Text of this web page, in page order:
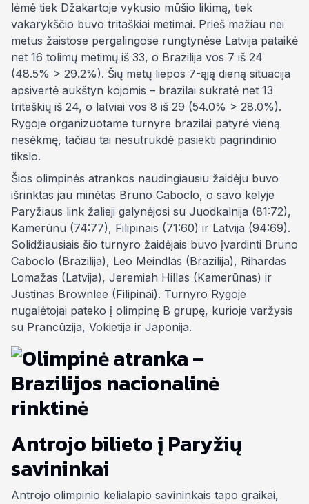
lėmė tiek Džakartoje vykusio mūšio likimą, tiek
vakarykščio buvo tritaškiai metimai. Prieš mažiau nei
metus žaistose pergalingose rungtynėse Latvija pataikė
net 16 tolimų metimų iš 33, o Brazilija vos 7 iš 24
(48.5% > 29.2%). Šių metų liepos 7-ąją dieną situacija
apsivertė aukštyn kojomis – brazilai sukratė net 13
tritaškių iš 24, o latviai vos 8 iš 29 (54.0% > 28.0%).
Rygoje organizuotame turnyre brazilai patyrė vieną
nesėkmę, tačiau tai nesutrukdė pasiekti pagrindinio
tikslo.
Šios olimpinės atrankos naudingiausiu žaidėju buvo
išrinktas jau minėtas Bruno Caboclo, o savo kelyje
Paryžiaus link žalieji galynėjosi su Juodkalnija (81:72),
Kamerūnu (74:77), Filipinais (71:60) ir Latvija (94:69).
Solidžiausiais šio turnyro žaidėjais buvo įvardinti Bruno
Caboclo (Brazilija), Leo Meindlas (Brazilija), Rihardas
Lomažas (Latvija), Jeremiah Hillas (Kamerūnas) ir
Justinas Brownlee (Filipinai). Turnyro Rygoje
nugalėtojai pateko į olimpinę B grupę, kurioje varžysis
su Prancūzija, Vokietija ir Japonija.
Antrojo bilieto į Paryžių
savininkai
Antrojo olimpinio kelialapio savininkais tapo graikai,